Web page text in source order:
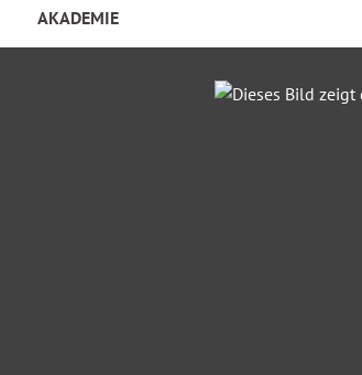
AKADEMIE
Bildergalerie überspringen